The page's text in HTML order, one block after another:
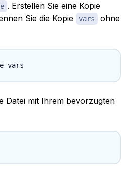
. Erstellen Sie eine Kopie
Sie die Kopie
vars
ohne
Datei mit Ihrem bevorzugten